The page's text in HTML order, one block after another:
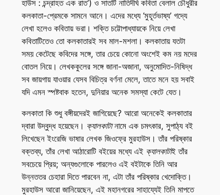
হাউস : চন্দ্রাহত এক রাত’) ও সাতটি নাতিদীর্ঘ কবিতা বেলাল চৌধুরীর
কলকাতা-প্রেমকে সামনে আনে। এদের মধ্যে ‘মুহূর্তভাষ্য’ গদ্যে
লেখা হলেও কবিতায় ভরা। শক্তি চট্টোপাধ্যায়কে নিয়ে লেখা
কবিতাটিতেও তো কলকাতারই সব মাল-মশলা। কলকাতায় যতটা
সময় কেটেছে কবিদের সঙ্গে, তার চেয়ে কোনো অংশেই কম নয় মদের
বোতল নিয়ে। লেখককুলের সঙ্গে জানা-অজানা, অনুমোদিত-নিষিদ্ধ
সব জায়গায় যাওয়ার যেসব বিচিত্র বর্ণনা মেলে, তাতে মনে হয় সবাই
যদি এমন স্পষ্টবাক হতেন, দুনিয়ার অনেক সমস্যা কেটে যেত।
কলকাতা কি শুধু বঙ্গীয়দেরই জাগিয়েছে? আরো অনেকেই কলকাতার
দ্বারা উদ্বুদ্ধ হয়েছেন। ক্যালকাটানামে এক চমৎকার, সুপাঠ্য বই
লিখেছেন ইংরেজি ভাষার লেখক জিওফ্রে মুরহাউস। তাঁর পরিষ্কার
বক্তব্য, তাঁর লেখা আঠারোটি বইয়ের মধ্যে এই ক্যালকাটাই তাঁর
সবচেয়ে প্রিয়; অন্যগুলোকে পারলেও এই বইটাকে তিনি আর
উন্নততর চেহারা দিতে পারবেন না, এটা তাঁর পরিষ্কার খেদোক্তি।
মুরহাউস আরো জানিয়েছেন, এই মহানগরের সাহায্যেই তিনি মাপতে